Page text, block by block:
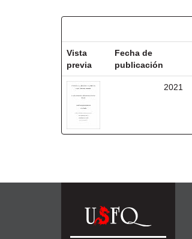
Vista
previa
Fecha de
publicación
2021